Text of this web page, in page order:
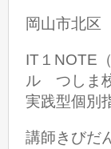
岡山市北
IT１NOTE
ル つしま
実践型個別
講師きびだ